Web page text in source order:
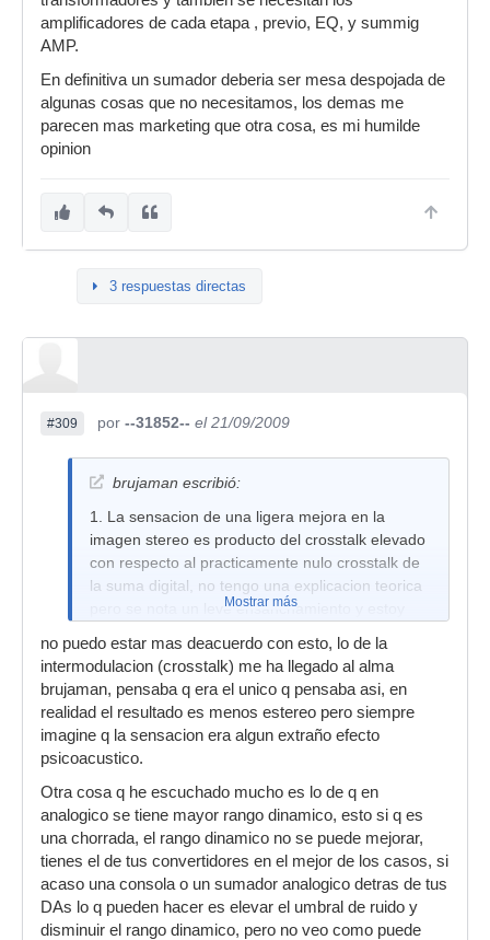
amplificadores de cada etapa , previo, EQ, y summig
AMP.
En definitiva un sumador deberia ser mesa despojada de
algunas cosas que no necesitamos, los demas me
parecen mas marketing que otra cosa, es mi humilde
opinion
3 respuestas directas
#309 por --31852-- el 21/09/2009
brujaman escribió:
1. La sensacion de una ligera mejora en la
imagen stereo es producto del crosstalk elevado
con respecto al practicamente nulo crosstalk de
la suma digital, no tengo una explicacion teorica
pero se nota un leve ensanchamiento y estoy
entre L y R.
1. Lo que se dice del mayor headroom no tiene
mucho asidero porque en dominio digital se
puede Crear headroom simplemente cuidando
que el nivel individual de cada pista no supere
no supere a la vez -20 dB FSD, en gearslutz hay
un nuevo post de un gran ingeniero que mezcla
tanto ITB como en la SSL y dice que lo unico que
hay que fijarse es justamente en eso, el
headroom en dominio digital para obtener lo
mimso que en la suma externa.
Mostrar más
no puedo estar mas deacuerdo con esto, lo de la
intermodulacion (crosstalk) me ha llegado al alma
brujaman, pensaba q era el unico q pensaba asi, en
realidad el resultado es menos estereo pero siempre
imagine q la sensacion era algun extraño efecto
psicoacustico.
Otra cosa q he escuchado mucho es lo de q en
analogico se tiene mayor rango dinamico, esto si q es
una chorrada, el rango dinamico no se puede mejorar,
tienes el de tus convertidores en el mejor de los casos, si
acaso una consola o un sumador analogico detras de tus
DAs lo q pueden hacer es elevar el umbral de ruido y
disminuir el rango dinamico, pero no veo como puede